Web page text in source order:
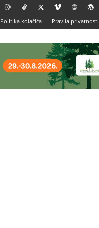
Politika kolačića Pravila privatnosti